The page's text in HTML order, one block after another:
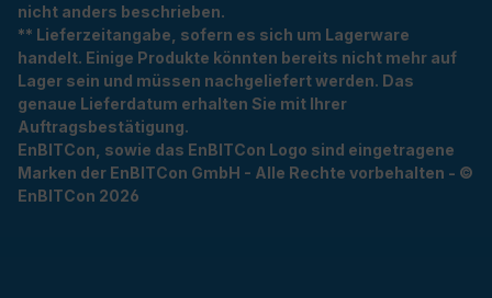
nicht anders beschrieben.
** Lieferzeitangabe, sofern es sich um Lagerware
handelt. Einige Produkte könnten bereits nicht mehr auf
Lager sein und müssen nachgeliefert werden. Das
genaue Lieferdatum erhalten Sie mit Ihrer
Auftragsbestätigung.
EnBITCon, sowie das EnBITCon Logo sind eingetragene
Marken der EnBITCon GmbH - Alle Rechte vorbehalten - ©
EnBITCon 2026